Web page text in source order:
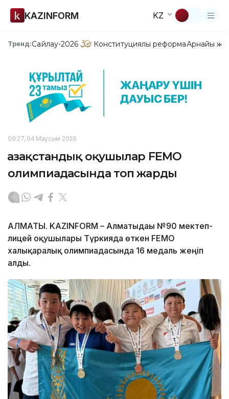
KAZINFORM KZ
Тренд:Сайлау-2026 Конституциялық реформаАрнайы
09:27, 04 Маусым 2026
Қазақстандық оқушылар FEMO
олимпиадасында топ жарды
АЛМАТЫ. KAZINFORM – Алматыдағы №90 мектеп-
лицей оқушылары Түркияда өткен FEMO
халықаралық олимпиадасында 16 медаль жеңіп
алды.